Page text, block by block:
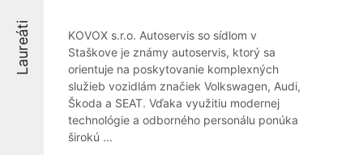
Laureáti
KOVOX s.r.o. Autoservis so sídlom v
Staškove je známy autoservis, ktorý sa
orientuje na poskytovanie komplexných
služieb vozidlám značiek Volkswagen, Audi,
Škoda a SEAT. Vďaka využitiu modernej
technológie a odborného personálu ponúka
širokú ...